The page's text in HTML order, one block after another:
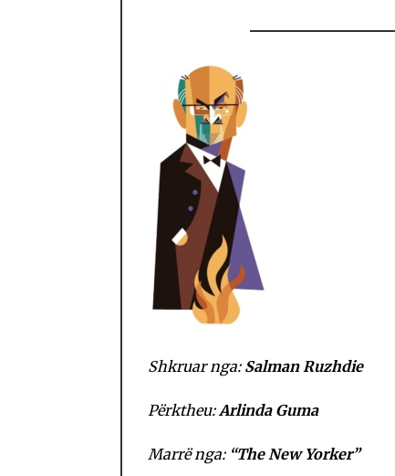
Shkruar nga: Salman Ruzhdie
Përktheu:Arlinda Guma
Marrë nga:“The New Yorker”